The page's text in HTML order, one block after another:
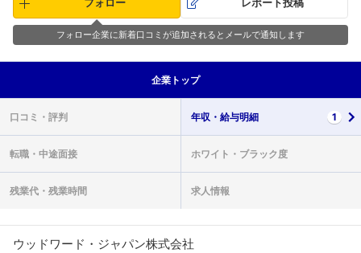
フォロー企業に新着口コミが追加されるとメールで通知します
企業 トップ
口コミ・ 評判 年収・ 給与明細 1
転職・ 中途面接 ホワイト・ ブラック度
残業代・ 残業時間 求人情報
ウッドワード・ジャパン株式会社